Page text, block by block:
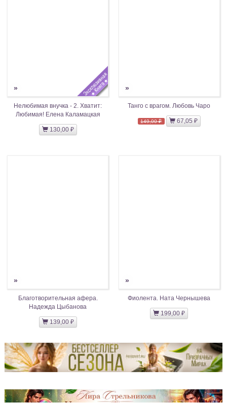
»
Нелюбимая внучка - 2. Хватит:
Любимая! Елена Каламацкая
130,00 ₽
»
Танго с врагом. Любовь Чаро
149,00 ₽ 67,05 ₽
»
Благотворительная афера.
Надежда Цыбанова
139,00 ₽
»
Фиолента. Ната Чернышева
199,00 ₽